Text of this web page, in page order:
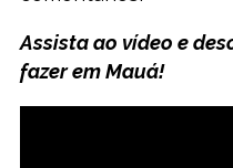
Assista ao vídeo e
fazer em Mauá!